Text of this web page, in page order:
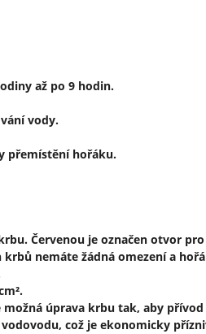
až po 9 hodin.
vody.
přemístění hořáku.
Červenou je označen otvor
nemáte žádná omezení a
úprava krbu tak, aby
což je ekonomicky